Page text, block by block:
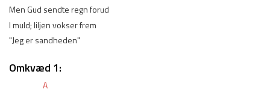
Men Gud sendte regn forud
I muld; liljen vokser frem
"Jeg er sandheden"
Omkvæd 1:
A